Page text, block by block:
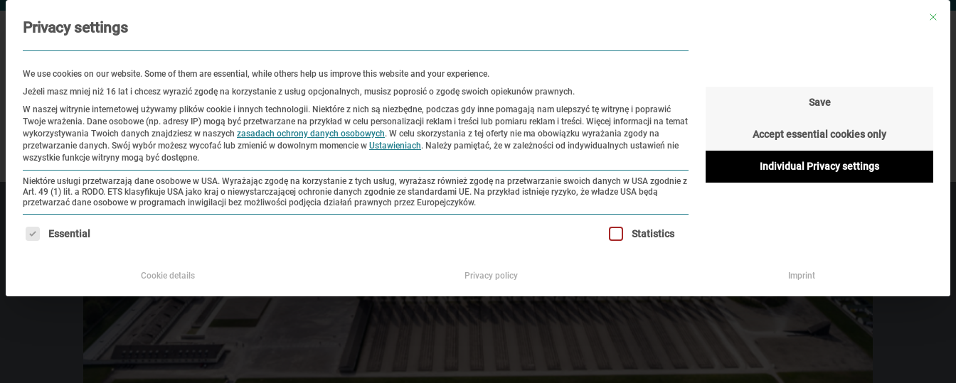
Zwiedzanie Edukacja Miejsce historyczne Ekspozycje Badania i zbiory Historia Online
Mit
Privacy settings
We use cookies on our website. Some of them are essential, while others help us improve this website and your experience.
Jeżeli masz mniej niż 16 lat i chcesz wyrazić zgodę na korzystanie z usług opcjonalnych, musisz poprosić o zgodę swoich opiekunów prawnych.
W naszej witrynie internetowej używamy plików cookie i innych technologii. Niektóre z nich są niezbędne, podczas gdy inne pomagają nam ulepszyć tę witrynę i poprawić
Twoje wrażenia. Dane osobowe (np. adresy IP) mogą być przetwarzane na przykład w celu personalizacji reklam i treści lub pomiaru reklam i treści. Więcej informacji na temat
wykorzystywania Twoich danych znajdziesz w naszych zasadach ochrony danych osobowych. W celu skorzystania z tej oferty nie ma obowiązku wyrażania zgody na
przetwarzanie danych. Swój wybór możesz wycofać lub zmienić w dowolnym momencie w Ustawieniach. Należy pamiętać, że w zależności od indywidualnych ustawień nie
wszystkie funkcje witryny mogą być dostępne.
Niektóre usługi przetwarzają dane osobowe w USA. Wyrażając zgodę na korzystanie z tych usług, wyrażasz również zgodę na przetwarzanie swoich danych w USA zgodnie z
Art. 49 (1) lit. a RODO. ETS klasyfikuje USA jako kraj o niewystarczającej ochronie danych zgodnie ze standardami UE. Na przykład istnieje ryzyko, że władze USA będą
przetwarzać dane osobowe w programach inwigilacji bez możliwości podjęcia działań prawnych przez Europejczyków.
Poniżej znajduje się lista grup usług, dla których można udzielić zgody. Pierwsza grupa usług jest niezbędna i nie można jej odznaczyć.
Essential Statistics
Save
Accept essential cookies only
Individual Privacy settings
Cookie details Privacy policy Imprint